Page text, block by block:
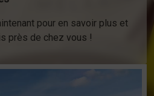
pour en savoir plus et
près de chez vous !